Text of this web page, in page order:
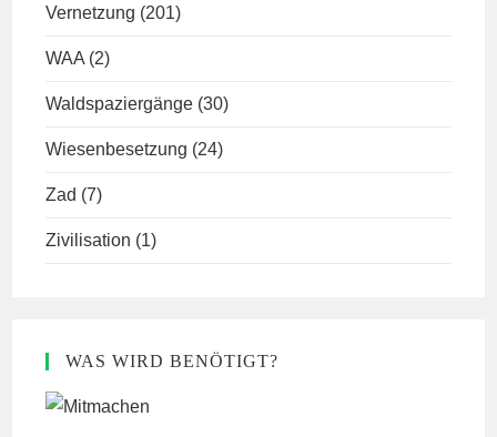
Vernetzung (201)
WAA (2)
Waldspaziergänge (30)
Wiesenbesetzung (24)
Zad (7)
Zivilisation (1)
WAS WIRD BENÖTIGT?